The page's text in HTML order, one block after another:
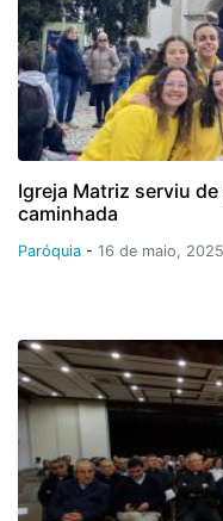
Igreja Matriz serviu
caminhada
Paróquia - 16 de maio, 2025